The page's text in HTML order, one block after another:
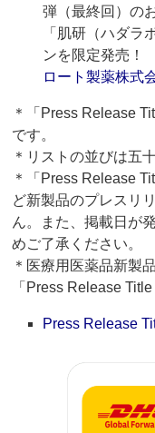
弾（最終回）の
「肌研（ハダラ
ンを限定発売！
ロート製薬株式
＊「Press Release
です。
＊リストの並びは五
＊「Press Release
ど新製品のプレスリ
ん。また、掲載日が
めご了承ください。
＊医療用医薬品新製
「Press Release
Press Release